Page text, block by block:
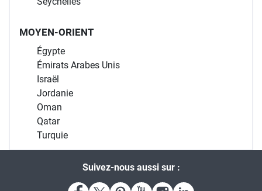
MOYEN-ORIENT
Égypte
Émirats Arabes Unis
Israël
Jordanie
Oman
Qatar
Turquie
Suivez-nous aussi sur :